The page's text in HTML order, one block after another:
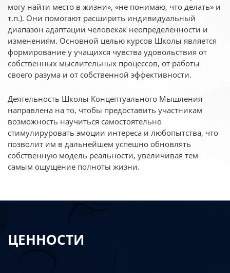
могу найти место в жизни», «не понимаю, что делать» и
т.п.). Они помогают расширить индивидуальный
диапазон адаптации человекак неопределенности и
изменениям. Основной целью курсов Школы является
формирование у учащихся чувства удовольствия от
собственных мыслительных процессов, от работы
своего разума и от собственной эффективности.
Деятельность Школы Концептуального Мышления
направлена на то, чтобы предоставить участникам
возможность научиться самостоятельно
стимулируровать эмоции интереса и любопытства, что
позволит им в дальнейшем успешно обновлять
собственную модель реальности, увеличивая тем
самым ощущение полноты жизни.
ЦЕННОСТИ